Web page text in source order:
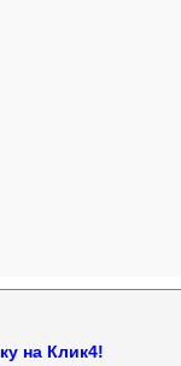
на Клик4!